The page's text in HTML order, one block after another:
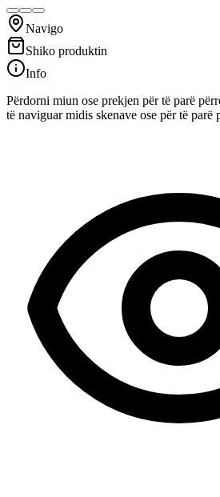
Navigo
Shiko produktin
Info
Përdorni miun ose prekjen për të parë
të naviguar midis skenave ose për të parë